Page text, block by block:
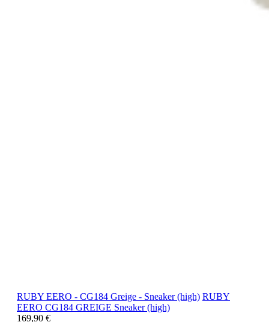
RUBY EERO - CG184 Greige - Sneaker (high) RUBY
EERO CG184 GREIGE Sneaker (high)
169,90 €